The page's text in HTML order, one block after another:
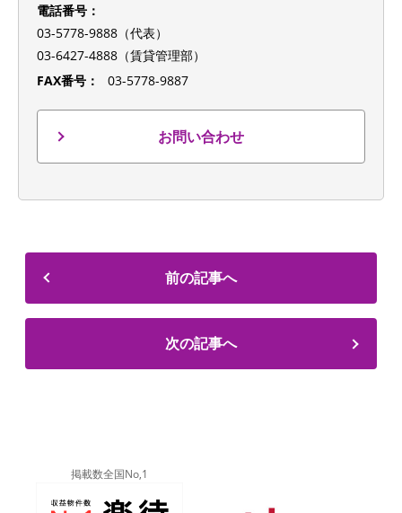
電話番号：
03-5778-9888（代表）
03-6427-4888（賃貸管理部）
FAX番号：
03-5778-9887
お問い合わせ
前の記事へ
次の記事へ
掲載数全国No,1